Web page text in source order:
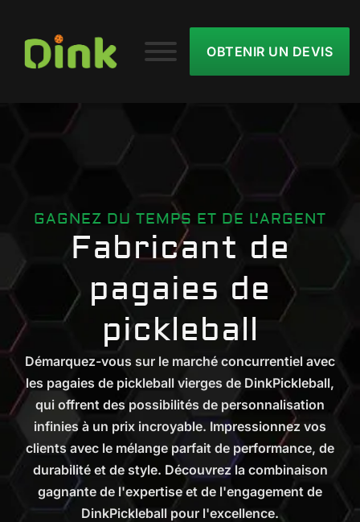
OBTENIR UN DEVIS
GAGNEZ DU TEMPS ET DE L'ARGENT
Fabricant de
pagaies de
pickleball
Démarquez-vous sur le marché concurrentiel avec
les pagaies de pickleball vierges de DinkPickleball,
qui offrent des possibilités de personnalisation
infinies à un prix incroyable. Impressionnez vos
clients avec le mélange parfait de performance, de
durabilité et de style. Découvrez la combinaison
gagnante de l'expertise et de l'engagement de
DinkPickleball pour l'excellence.